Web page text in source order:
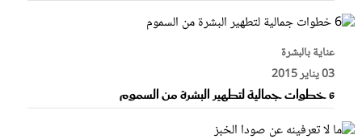
عناية بالبشرة
03 يناير 2015
6 خطوات جمالية لتطهير البشرة من السموم